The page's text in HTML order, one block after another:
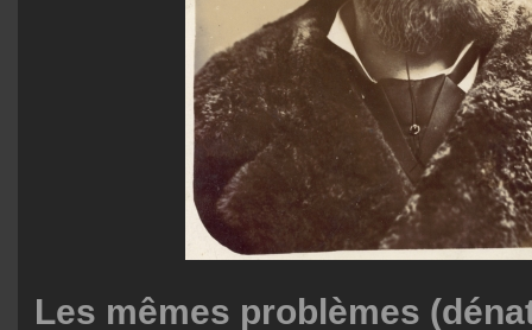
Les mêmes problèmes